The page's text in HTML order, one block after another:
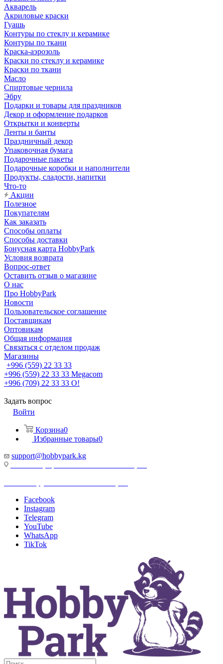
Акварель
Акриловые краски
Гуашь
Контуры по стеклу и керамике
Контуры по ткани
Краска-аэрозоль
Краски по стеклу и керамике
Краски по ткани
Масло
Спиртовые чернила
Эбру
Подарки и товары для праздников
Декор и оформление подарков
Открытки и конверты
Ленты и банты
Праздничный декор
Упаковочная бумага
Подарочные пакеты
Подарочные коробки и наполнители
Продукты, сладости, напитки
Что-то
Акции
Полезное
Покупателям
Как заказать
Способы оплаты
Способы доставки
Бонусная карта HobbyPark
Условия возврата
Вопрос-ответ
Оставить отзыв о магазине
О нас
Про HobbyPark
Новости
Пользовательское соглашение
Поставщикам
Оптовикам
Общая информация
Связаться с отделом продаж
Магазины
+996 (559) 22 33 33
+996 (559) 22 33 33 Megacom
+996 (709) 22 33 33 O!
Задать вопрос
Войти
Корзина0
Избранные товары0
support@hobbypark.kg
Facebook
Instagram
Telegram
YouTube
WhatsApp
TikTok